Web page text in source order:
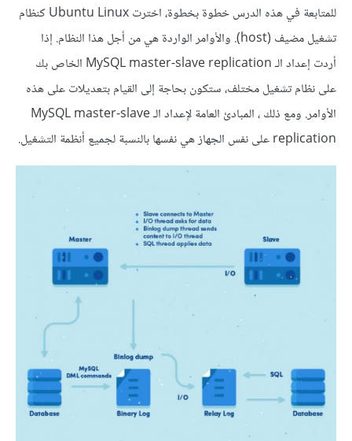
للمتابعة في هذه الدرس خطوة بخطوة، اخترت Ubuntu Linux كنظام
تشغيل مضيف (host). والأوامر الواردة هي من أجل هذا النظام. إذا
أردت إعداد الـ MySQL master-slave replication الخاص بك
على نظام تشغيل مختلف، ستكون بحاجة إلى القيام بتعديلات على هذه
الأوامر. ومع ذلك ، المبادئ العامة لإعداد الـ MySQL master-slave
replication على نفس الجهاز هي نفسها بالنسبة لجميع أنظمة التشغيل.